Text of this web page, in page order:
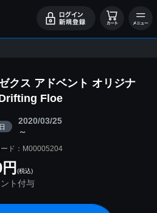
クス アドベント オリジナ
Floe
2020/03/25
～
ド：M00005204
(税込)
ト付与